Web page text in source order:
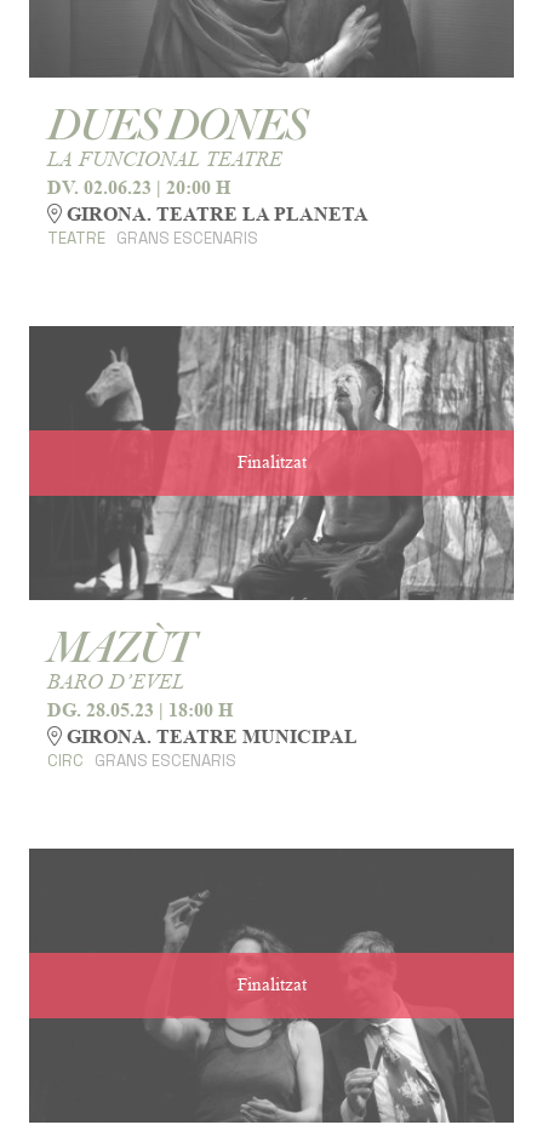
DUES DONES
LA FUNCIONAL TEATRE
DV. 02.06.23 | 20:00 H
GIRONA. TEATRE LA PLANETA
TEATRE GRANS ESCENARIS
Finalitzat
MAZÙT
BARO D’EVEL
DG. 28.05.23 | 18:00 H
GIRONA. TEATRE MUNICIPAL
CIRC GRANS ESCENARIS
Finalitzat